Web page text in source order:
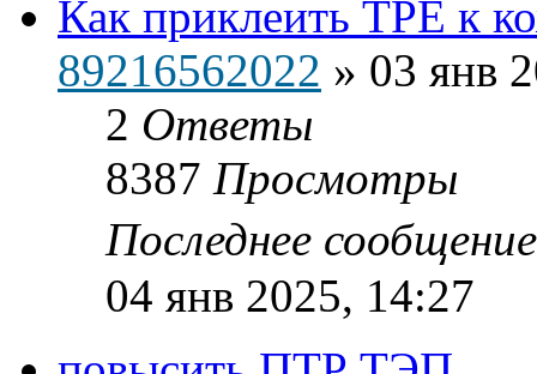
Как приклеить ТРЕ к
89216562022 » 03 янв
2 Ответы
8387 Просмотры
Последнее
04 янв 2025, 14:27